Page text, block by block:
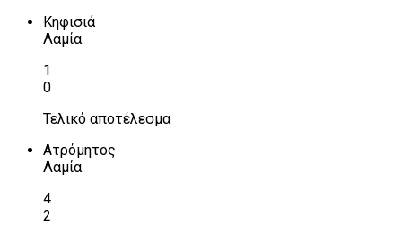
Κηφισιά
Λαμία
1
0
Τελικό αποτέλεσμα
Ατρόμητος
Λαμία
4
2